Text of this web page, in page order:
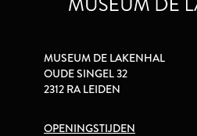
MUSEUM DE LAKENHAL
OUDE SINGEL 32
2312 RA LEIDEN
OPENINGSTIJDEN